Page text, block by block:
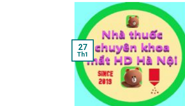
27
Th1